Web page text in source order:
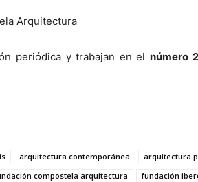
Arquitectura
periódica y trabajan en el número
arquitectura contemporánea arquitectura
compostela arquitectura fundación